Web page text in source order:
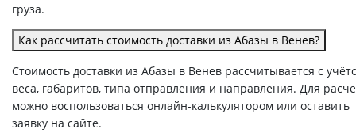
груза.
Как рассчитать стоимость доставки из Абазы в Венев?
Стоимость доставки из Абазы в Венев рассчитывается с
веса, габаритов, типа отправления и направления. Для
можно воспользоваться онлайн-калькулятором или оставить
заявку на сайте.